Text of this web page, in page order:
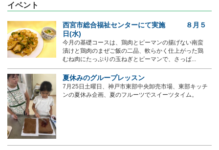
イベント
西宮市総合福祉センターにて実施 ８月５
日(水)
今月の基礎コースは、鶏肉とピーマンの揚げない南蛮
漬けと鶏肉のまぜご飯の二品、軟らかく仕上がった鶏
むね肉にたっぷりの玉ねぎとピーマンで、さっぱ...
夏休みのグループレッスン
7月25日土曜日、神戸市東部中央卸売市場、東部キッチ
ンの夏休み企画、夏のフルーツでスイーツタイム。